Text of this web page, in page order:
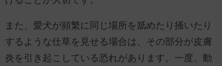
また、愛犬が頻繁に同じ場所を舐めたり掻いたり
するような仕草を見せる場合は、その部分が皮膚
炎を引き起こしている恐れがあります。一度、動